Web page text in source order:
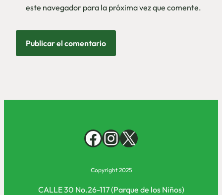
este navegador para la próxima vez que comente.
Facebook
Instagram
X
Copyright 2025
CALLE 30 No.26-117 (Parque de los Niños)